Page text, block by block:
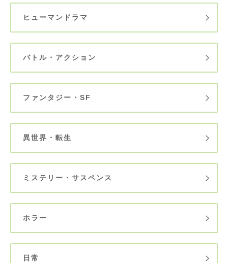
ヒューマンドラマ
バトル・アクション
ファンタジー・SF
異世界・転生
ミステリー・サスペンス
ホラー
日常